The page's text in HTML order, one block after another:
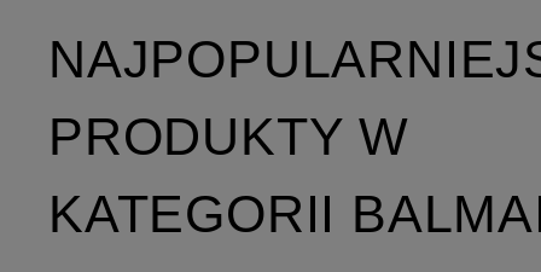
PRODUKTY W
KATEGORII